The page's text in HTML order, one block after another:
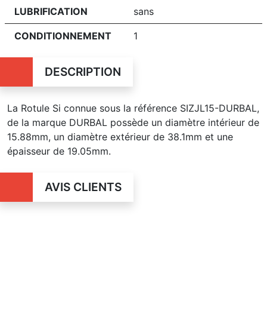
LUBRIFICATION sans
CONDITIONNEMENT 1
DESCRIPTION
La Rotule Si connue sous la référence SIZJL15-DURBAL,
de la marque DURBAL possède un diamètre intérieur de
15.88mm, un diamètre extérieur de 38.1mm et une
épaisseur de 19.05mm.
AVIS CLIENTS